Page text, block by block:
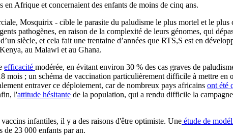
en Afrique et concernaient des enfants de moins de cinq ans.
Mosquirix - cible le parasite du paludisme le plus mortel et le plus
pathogènes, en raison de la complexité de leurs génomes, qui
siècle, et cela fait une trentaine d’années que RTS,S est en
au Malawi et au Ghana.
efficacité modérée, en évitant environ 30 % des cas graves de
mois ; un schéma de vaccination particulièrement difficile à mettre
entraver ce déploiement, car de nombreux pays africains ont été
l'attitude hésitante de la population, qui a rendu difficile la
infantiles, il y a des raisons d'être optimiste. Une étude de
de 23 000 enfants par an.